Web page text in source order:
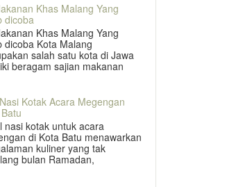
Khas Malang Yang
dicoba
Khas Malang Yang
dicoba Kota Malang
salah satu kota di Jawa
beragam sajian makanan
Kotak Acara Megengan
nasi kotak untuk acara
di Kota Batu menawarkan
kuliner yang tak
bulan Ramadan,